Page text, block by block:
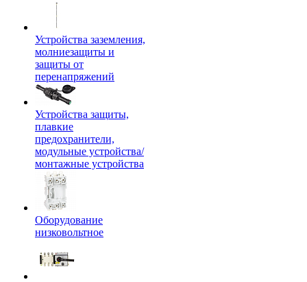
Устройства заземления,
молниезащиты и
защиты от
перенапряжений
Устройства защиты,
плавкие
предохранители,
модульные устройства/
монтажные устройства
Оборудование
низковольтное